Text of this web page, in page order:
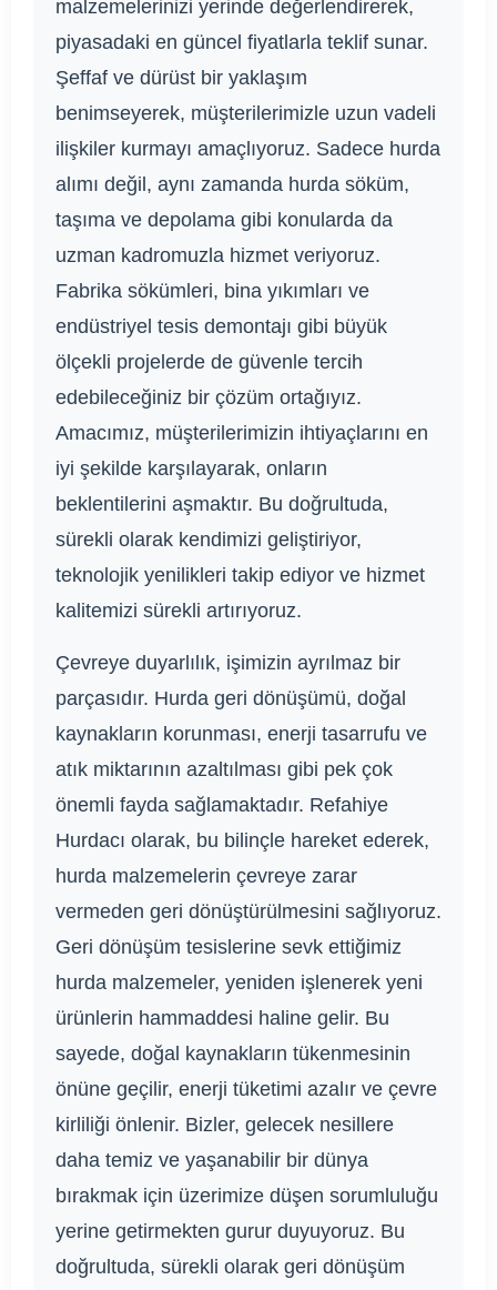
malzemelerinizi yerinde değerlendirerek,
piyasadaki en güncel fiyatlarla teklif sunar.
Şeffaf ve dürüst bir yaklaşım
benimseyerek, müşterilerimizle uzun vadeli
ilişkiler kurmayı amaçlıyoruz. Sadece hurda
alımı değil, aynı zamanda hurda söküm,
taşıma ve depolama gibi konularda da
uzman kadromuzla hizmet veriyoruz.
Fabrika sökümleri, bina yıkımları ve
endüstriyel tesis demontajı gibi büyük
ölçekli projelerde de güvenle tercih
edebileceğiniz bir çözüm ortağıyız.
Amacımız, müşterilerimizin ihtiyaçlarını en
iyi şekilde karşılayarak, onların
beklentilerini aşmaktır. Bu doğrultuda,
sürekli olarak kendimizi geliştiriyor,
teknolojik yenilikleri takip ediyor ve hizmet
kalitemizi sürekli artırıyoruz.
Çevreye duyarlılık, işimizin ayrılmaz bir
parçasıdır. Hurda geri dönüşümü, doğal
kaynakların korunması, enerji tasarrufu ve
atık miktarının azaltılması gibi pek çok
önemli fayda sağlamaktadır. Refahiye
Hurdacı olarak, bu bilinçle hareket ederek,
hurda malzemelerin çevreye zarar
vermeden geri dönüştürülmesini sağlıyoruz.
Geri dönüşüm tesislerine sevk ettiğimiz
hurda malzemeler, yeniden işlenerek yeni
ürünlerin hammaddesi haline gelir. Bu
sayede, doğal kaynakların tükenmesinin
önüne geçilir, enerji tüketimi azalır ve çevre
kirliliği önlenir. Bizler, gelecek nesillere
daha temiz ve yaşanabilir bir dünya
bırakmak için üzerimize düşen sorumluluğu
yerine getirmekten gurur duyuyoruz. Bu
doğrultuda, sürekli olarak geri dönüşüm